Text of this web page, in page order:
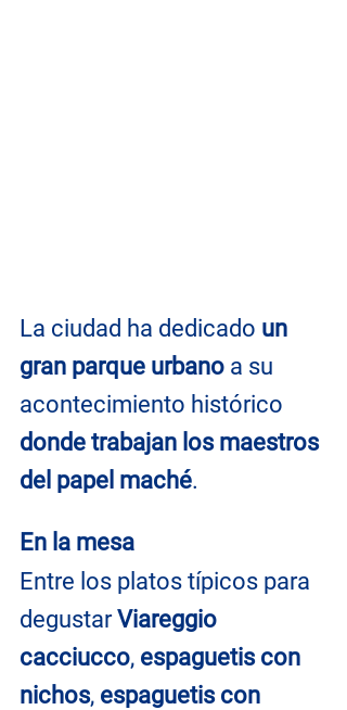
La ciudad ha dedicado un
gran parque urbano a su
acontecimiento histórico
donde trabajan los maestros
del papel maché.
En la mesa
Entre los platos típicos para
degustar Viareggio
cacciucco, espaguetis con
nichos, espaguetis con